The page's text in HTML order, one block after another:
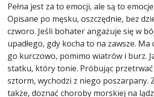
Pełna jest za to emocji, ale są to
Opisane po męsku, oszczędnie, bez
czworo. Jeśli bohater angażuje się w
upadłego, gdy kocha to na zawsze. Ma
go kurczowo, pomimo wiatrów i burz.
statku, który tonie. Próbując
sztorm, wychodzi z niego poszarpany.
także, doznać choroby morskiej na